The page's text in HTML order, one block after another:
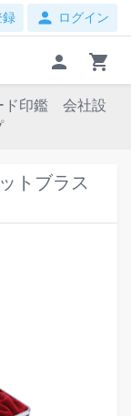
録 person ログイン
person shopping_cart
ド印鑑 会社設
トブラス